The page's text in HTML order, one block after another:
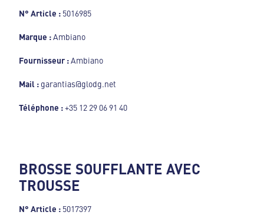
N° Article : 5016985
Marque :Ambiano
Fournisseur :Ambiano
Mail : garantias@glodg.net
Téléphone :+35 12 29 06 91 40
BROSSE SOUFFLANTE AVEC
TROUSSE
N° Article : 5017397